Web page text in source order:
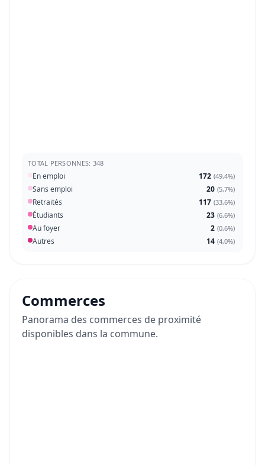
TOTAL PERSONNES: 348
En emploi 172 (49,4%)
Sans emploi 20 (5,7%)
Retraités 117 (33,6%)
Étudiants 23 (6,6%)
Au foyer 2 (0,6%)
Autres 14 (4,0%)
Commerces
Panorama des commerces de proximité
disponibles dans la commune.